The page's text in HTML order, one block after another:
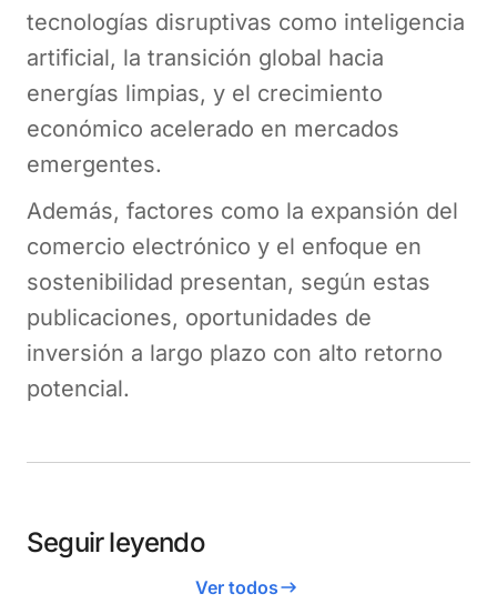
tecnologías disruptivas como inteligencia
artificial, la transición global hacia
energías limpias, y el crecimiento
económico acelerado en mercados
emergentes.
Además, factores como la expansión del
comercio electrónico y el enfoque en
sostenibilidad presentan, según estas
publicaciones, oportunidades de
inversión a largo plazo con alto retorno
potencial.
Seguir leyendo
Ver todos